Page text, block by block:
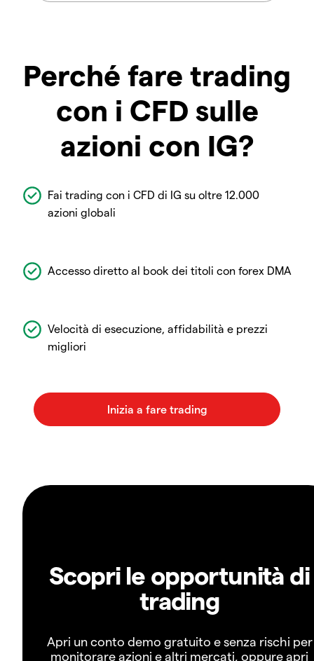
Perché fare trading
con i CFD sulle
azioni con IG?
Fai trading con i CFD di IG su oltre 12.000
azioni globali
Accesso diretto al book dei titoli con forex DMA
Velocità di esecuzione, affidabilità e prezzi
migliori
Scopri le opportunità di
trading
Apri un conto demo gratuito e senza rischi per
monitorare azioni e altri mercati, oppure apri